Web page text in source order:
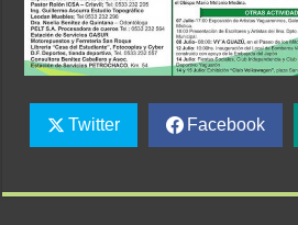
Twitter Facebook